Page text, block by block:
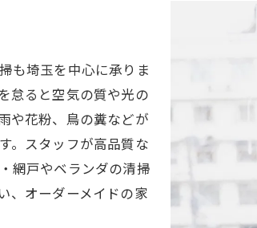
も埼玉を中心に承りま
怠ると空気の質や光の
や花粉、鳥の糞などが
。スタッフが高品質な
網戸やベランダの清掃
、オーダーメイドの家